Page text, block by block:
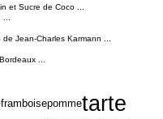
et Sucre de Coco ...
Jean-Charles Karmann ...
...
framboisepommetarte